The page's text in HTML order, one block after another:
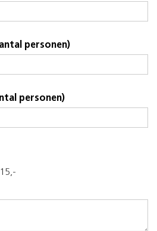
personen)
personen)